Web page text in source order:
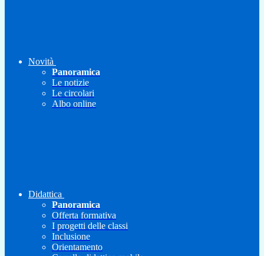
Novità
Panoramica
Le notizie
Le circolari
Albo online
Didattica
Panoramica
Offerta formativa
I progetti delle classi
Inclusione
Orientamento